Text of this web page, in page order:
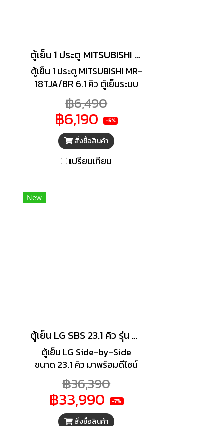
ตู้เย็น 1 ประตู MITSUBISHI 6.1 คิว รุ่น MR-18TJA/BR
ตู้เย็น 1 ประตู MITSUBISHI MR-
18TJA/BR 6.1 คิว ตู้เย็นระบบ
ละลายน้ำแข็ง J-Smart
DEFROST ดีไซน์สวยงาม เรียบ
หรู ด้วยฝาประตูไร้มือจับ ที่มี
ขอบยางประตูป้องกันเชื้อรา
พร้อมแถบแม่เหล็ก 4 ด้าน ที่
ปิดสนิทความเย็นไม่รั่วไหล ให้
มาพร้อมประสิทธิภาพการ
฿6,490
฿6,190 -5%
สั่งซื้อสินค้า
เปรียบเทียบ
New
ตู้เย็น LG SBS 23.1 คิว รุ่น GC-X257CMFW
ตู้เย็น LG Side-by-Side
ขนาด 23.1 คิว มาพร้อมดีไซน์
หน้าบานกระจก สีมิ้นท์-สีเบจ
(Mint-Beige) สุดพรีเมียม
฿36,390
฿33,990 -7%
สั่งซื้อสินค้า